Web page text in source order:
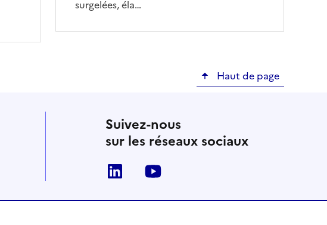
surgelées, éla…
Haut de page
Suivez-nous
sur les réseaux sociaux
Linkedin